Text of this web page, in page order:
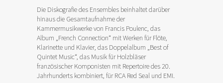
Die Diskografie des Ensembles beinhaltet darüber
hinaus die Gesamtaufnahme der
Kammermusikwerke von Francis Poulenc, das
Album „French Connection“ mit Werken für Flöte,
Klarinette und Klavier, das Doppelalbum „Best of
Quintet Music“, das Musik für Holzbläser
französischer Komponisten mit Repertoire des 20.
Jahrhunderts kombiniert, für RCA Red Seal und EMI.